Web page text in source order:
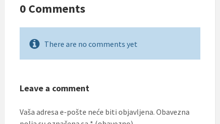
0 Comments
There are no comments yet
Leave a comment
Vaša adresa e-pošte neće biti objavljena. Obavezna